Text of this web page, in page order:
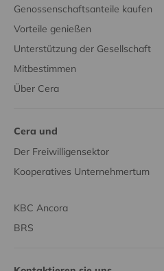
Genossenschaftsanteile kaufen
Vorteile genießen
Unterstützung der Gesellschaft
Mitbestimmen
Über Cera
Cera und
Der Freiwilligensektor
Kooperatives Unternehmertum
KBC Ancora
BRS